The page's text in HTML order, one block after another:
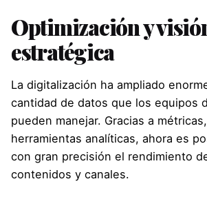
Optimización y
estratégica
La digitalización ha ampliado
cantidad de datos que los equipos
pueden manejar. Gracias a
herramientas analíticas, ahora es
con gran precisión el rendimiento
contenidos y canales.